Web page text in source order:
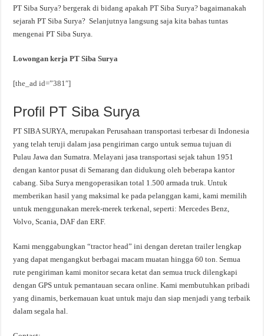
PT Siba Surya? bergerak di bidang apakah PT Siba Surya? bagaimanakah
sejarah PT Siba Surya? Selanjutnya langsung saja kita bahas tuntas
mengenai PT Siba Surya.
Lowongan kerja PT Siba Surya
[the_ad id=”381″]
Profil PT Siba Surya
PT SIBA SURYA, merupakan Perusahaan transportasi terbesar di Indonesia
yang telah teruji dalam jasa pengiriman cargo untuk semua tujuan di
Pulau Jawa dan Sumatra. Melayani jasa transportasi sejak tahun 1951
dengan kantor pusat di Semarang dan didukung oleh beberapa kantor
cabang. Siba Surya mengoperasikan total 1.500 armada truk. Untuk
memberikan hasil yang maksimal ke pada pelanggan kami, kami memilih
untuk menggunakan merek-merek terkenal, seperti: Mercedes Benz,
Volvo, Scania, DAF dan ERF.
Kami menggabungkan “tractor head” ini dengan deretan trailer lengkap
yang dapat mengangkut berbagai macam muatan hingga 60 ton. Semua
rute pengiriman kami monitor secara ketat dan semua truck dilengkapi
dengan GPS untuk pemantauan secara online. Kami membutuhkan pribadi
yang dinamis, berkemauan kuat untuk maju dan siap menjadi yang terbaik
dalam segala hal.